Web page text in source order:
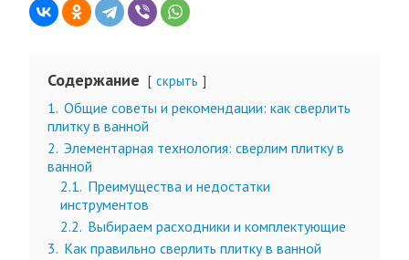
Содержание скрыть
1. Общие советы и рекомендации: как сверлить
плитку в ванной
2. Элементарная технология: сверлим плитку в
ванной
2.1. Преимущества и недостатки
инструментов
2.2. Выбираем расходники и комплектующие
3. Как правильно сверлить плитку в ванной